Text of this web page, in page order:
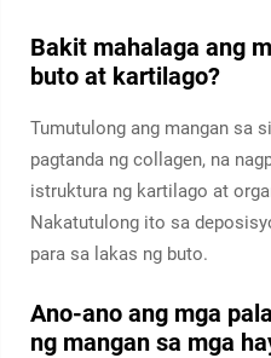
Bakit mahalaga ang
buto at kartilago?
Tumutulong ang mangan sa
pagtanda ng collagen, na
istruktura ng kartilago at
Nakatutulong ito sa
para sa lakas ng buto.
Ano-ano ang mga
ng mangan sa mga